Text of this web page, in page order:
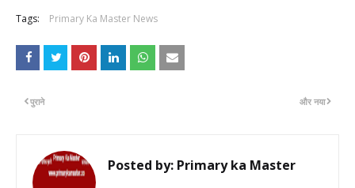
Tags: Primary Ka Master News
और नया
पुराने
Posted by: Primary ka Master